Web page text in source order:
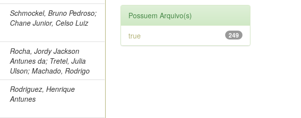
Schmockel, Bruno Pedroso;
Chane Junior, Celso Luiz
Rocha, Jordy Jackson
Antunes da; Tretel, Julia
Ulson; Machado, Rodrigo
Rodriguez, Henrique
Antunes
Possuem Arquivo(s)
249
true